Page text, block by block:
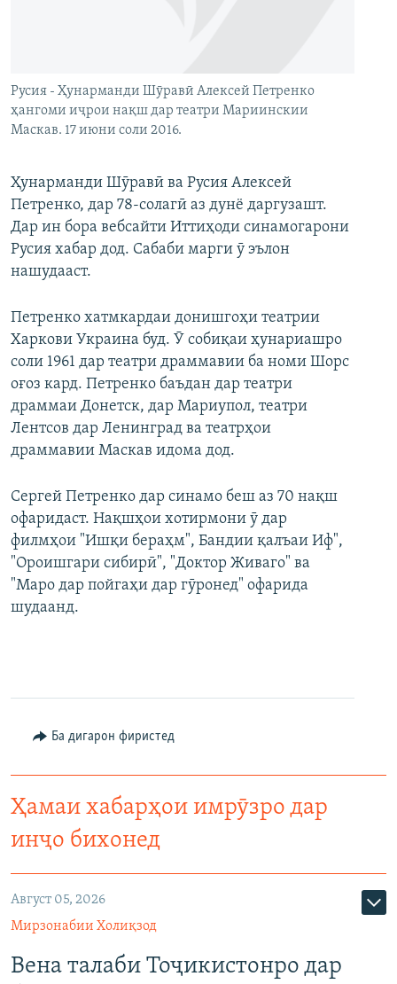
Ҳамаи сомонаҳои RFE/RL
Русия - Ҳунарманди Шӯравӣ Алексей Петренко
ҳангоми иҷрои нақш дар театри Мариинскии
Маскав. 17 июни соли 2016.
Ҳунарманди Шӯравӣ ва Русия Алексей
Петренко, дар 78-солагӣ аз дунё даргузашт.
Дар ин бора вебсайти Иттиҳоди синамогарони
Русия хабар дод. Сабаби марги ӯ эълон
нашудааст.
Петренко хатмкардаи донишгоҳи театрии
Харкови Украина буд. Ӯ собиқаи ҳунариашро
соли 1961 дар театри драммавии ба номи Шорс
оғоз кард. Петренко баъдан дар театри
драммаи Донетск, дар Мариупол, театри
Лентсов дар Ленинград ва театрҳои
драммавии Маскав идома дод.
Сергей Петренко дар синамо беш аз 70 нақш
офаридаст. Нақшҳои хотирмони ӯ дар
филмҳои "Ишқи бераҳм", Бандии қалъаи Иф",
"Ороишгари сибирӣ", "Доктор Живаго" ва
"Маро дар пойгаҳи дар гӯронед" офарида
шудаанд.
Ба дигарон фиристед
Ҳамаи хабарҳои имрӯзро дар
инҷо бихонед
Август 05, 2026
Мирзонабии Холиқзод
Вена талаби Тоҷикистонро дар